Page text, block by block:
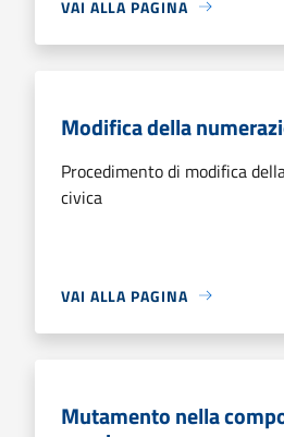
VAI ALLA PAGINA
Modifica della
Procedimento di modifica
civica
VAI ALLA PAGINA
Mutamento nella